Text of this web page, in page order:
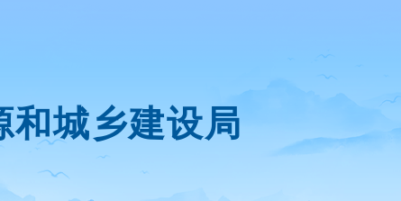
和城乡建设局